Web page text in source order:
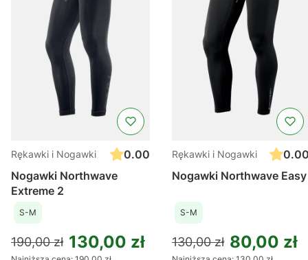
Rękawki i Nogawki
0.00
Nogawki Northwave
Extreme 2
S-M
190,00 zł 130,00 zł
Rękawki i Nogawki
Nogawki Northwave Easy
S-M
130,00 zł 80,00 zł